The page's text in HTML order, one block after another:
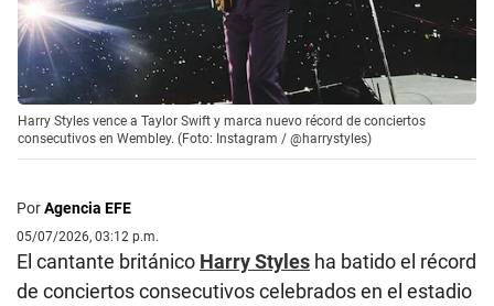
Harry Styles vence a Taylor Swift y marca nuevo récord de conciertos
consecutivos en Wembley. (Foto: Instagram / @harrystyles)
PorAgencia EFE
05/07/2026, 03:12 p.m.
El cantante británico Harry Styles ha batido el récord
de conciertos consecutivos celebrados en el estadio